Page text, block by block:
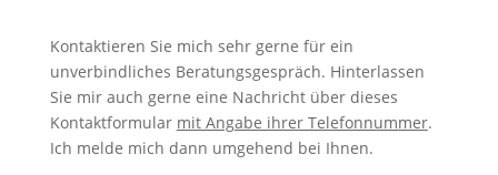
Kontaktieren Sie mich sehr gerne für ein
unverbindliches Beratungsgespräch. Hinterlassen
Sie mir auch gerne eine Nachricht über dieses
Kontaktformular mit Angabe ihrer Telefonnummer.
Ich melde mich dann umgehend bei Ihnen.